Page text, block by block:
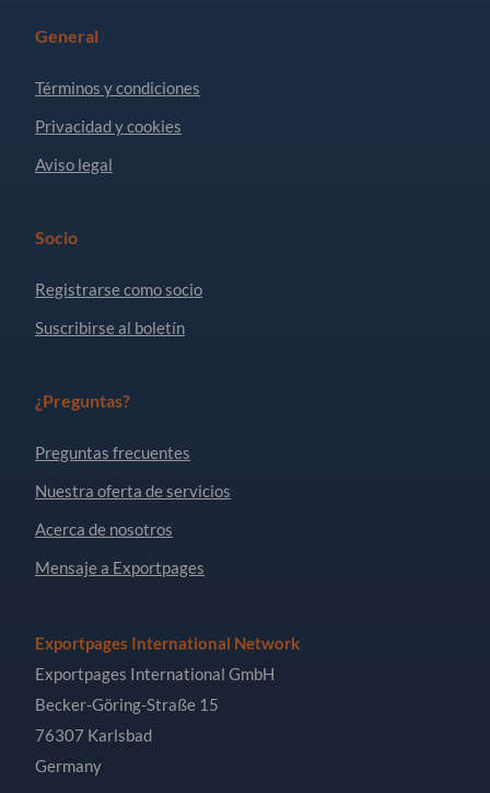
General
Términos y condiciones
Privacidad y cookies
Aviso legal
Socio
Registrarse como socio
Suscribirse al boletín
¿Preguntas?
Preguntas frecuentes
Nuestra oferta de servicios
Acerca de nosotros
Mensaje a Exportpages
Exportpages International Network
Exportpages International GmbH
Becker-Göring-Straße 15
76307 Karlsbad
Germany